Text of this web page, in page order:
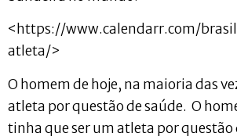
<https://www.calendarr.com/
atleta/>
O homem de hoje, na maioria das
atleta por questão de saúde. O
tinha que ser um atleta por questão